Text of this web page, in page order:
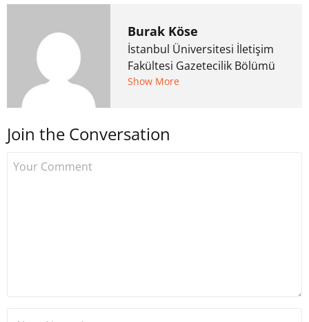
Burak Köse
İstanbul Üniversitesi İletişim
Fakültesi Gazetecilik Bölümü
mezunu. 6 yıl ana akım
kurdu. 2017'nin Mayıs ayından
Show More
Join the Conversation